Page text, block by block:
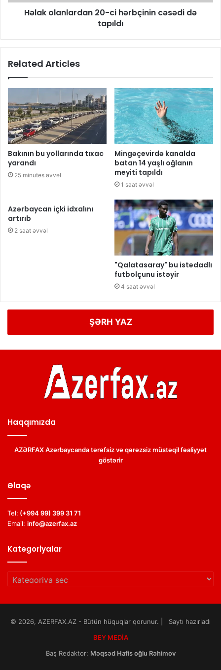
Həlak olanlardan 20-ci hərbçinin cəsədi də
tapıldı
Related Articles
Bakının bu yollarında tıxac
yarandı
25 minutes əvvəl
Mingəçevirdə kanalda
batan 14 yaşlı oğlanın
meyiti tapıldı
1 saat əvvəl
Azərbaycan içki idxalını
artırıb
2 saat əvvəl
"Qalatasaray" bu istedadlı
futbolçunu istəyir
4 saat əvvəl
ŞƏRH YAZ
Haqqımızda
AZƏRFAX Azərbaycanda tərəfsiz və qərəzsiz müstəqil fəaliyyət
göstərir
Əlaqə
Tel: (+994 99) 399 31 71
Email: info@azerfax.az
Kategoriyalar
Kategoriyalar
© 2026, AZERFAX.AZ - Bütün hüquqlar qorunur. | Saytı hazırladı
BEY MEDİA
Baş Redaktor: Məqsəd Hafis oğlu Rəhimov